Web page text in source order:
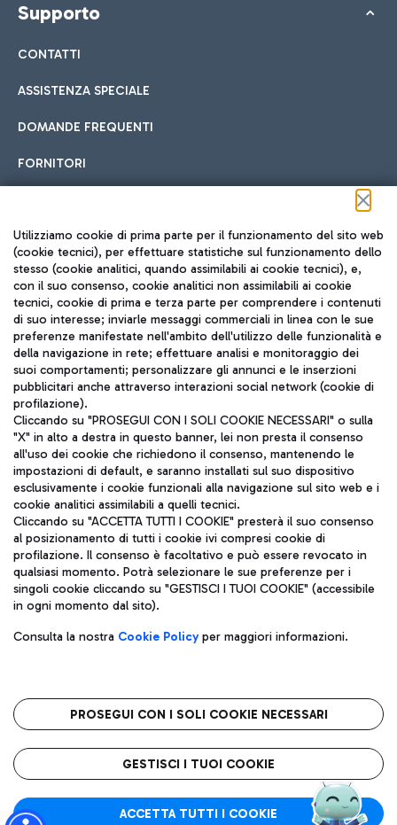
Supporto
CONTATTI
ASSISTENZA SPECIALE
DOMANDE FREQUENTI
FORNITORI
Seguici sui social
TRAVEL JOURNAL
ITA
Aeroporti di Roma S.p.A. - Società soggetta a direzione e
coordinamento di Mundys S.p.A.
Codice fiscale e Registro delle Imprese di Roma 13032990155 P.
IVA 06572251004
Capitale sociale 62.224.743,00 int. vers.
Sede legale: Via Pier Paolo Racchetti 1 - 00054 Fiumicino (RM)
telefono +39 06 65951
Privacy policy
Note legali
Roma FCO
L'aeroporto stellato
Utilizziamo cookie di prima parte per il funzionamento del sito web
(cookie tecnici), per effettuare statistiche sul funzionamento dello
stesso (cookie analitici, quando assimilabili ai cookie tecnici), e,
con il suo consenso, cookie analitici non assimilabili ai cookie
tecnici, cookie di prima e terza parte per comprendere i contenuti
di suo interesse; inviarle messaggi commerciali in linea con le sue
preferenze manifestate nell'ambito dell'utilizzo delle funzionalità e
della navigazione in rete; effettuare analisi e monitoraggio dei
suoi comportamenti; personalizzare gli annunci e le inserzioni
pubblicitari anche attraverso interazioni social network (cookie di
profilazione).
Cliccando su "PROSEGUI CON I SOLI COOKIE NECESSARI" o sulla
"X" in alto a destra in questo banner, lei non presta il consenso
all'uso dei cookie che richiedono il consenso, mantenendo le
impostazioni di default, e saranno installati sul suo dispositivo
esclusivamente i cookie funzionali alla navigazione sul sito web e i
cookie analitici assimilabili a quelli tecnici.
Cliccando su "ACCETTA TUTTI I COOKIE" presterà il suo consenso
al posizionamento di tutti i cookie ivi compresi cookie di
profilazione. Il consenso è facoltativo e può essere revocato in
qualsiasi momento. Potrà selezionare le sue preferenze per i
singoli cookie cliccando su "GESTISCI I TUOI COOKIE" (accessibile
in ogni momento dal sito).
Consulta la nostra Cookie Policyper maggiori informazioni.
PROSEGUI CON I SOLI COOKIE NECESSARI
GESTISCI I TUOI COOKIE
ACCETTA TUTTI I COOKIE